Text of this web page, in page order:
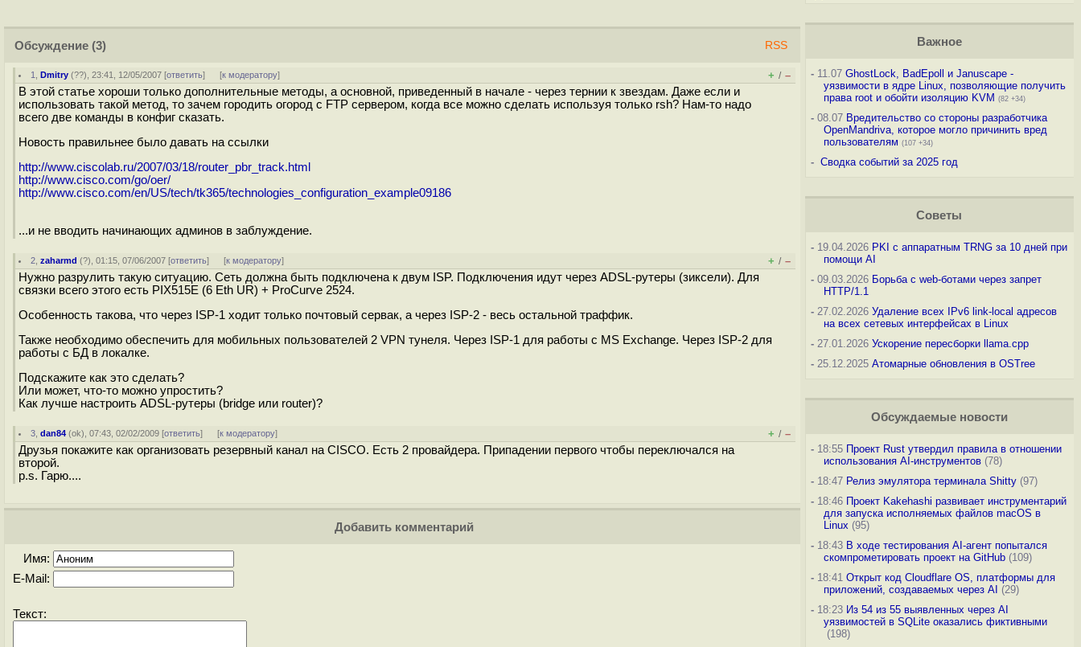
Обсуждение (3) RSS
1 ,Dmitry (??), 23:41, 12/05/2007 [ответить] [к модератору] + / –
В этой статье хороши только дополнительные методы, а основной, приведенный в начале - через тернии к звездам. Даже если и
использовать такой метод, то зачем городить огород с FTP сервером, когда все можно сделать используя только rsh? Нам-то надо
всего две команды в конфиг сказать.
Новость правильнее было давать на ссылки
http://www.ciscolab.ru/2007/03/18/router_pbr_track.html
http://www.cisco.com/go/oer/
http://www.cisco.com/en/US/tech/tk365/technologies_configuration_example09186
...и не вводить начинающих админов в заблуждение.
2 ,zaharmd (?), 01:15, 07/06/2007 [ответить] [к модератору] + / –
Нужно разрулить такую ситуацию. Сеть должна быть подключена к двум ISP. Подключения идут через ADSL-рутеры (зиксели). Для
связки всего этого есть PIX515E (6 Eth UR) + ProCurve 2524.
Особенность такова, что через ISP-1 ходит только почтовый сервак, а через ISP-2 - весь остальной траффик.
Также необходимо обеспечить для мобильных пользователей 2 VPN тунеля. Через ISP-1 для работы с MS Exchange. Через ISP-2 для
работы с БД в локалке.
Подскажите как это сделать?
Или может, что-то можно упростить?
Как лучше настроить ADSL-рутеры (bridge или router)?
3 ,dan84 (ok), 07:43, 02/02/2009 [ответить] [к модератору] + / –
Друзья покажите как организовать резервный канал на CISCO. Есть 2 провайдера. Припадении первого чтобы переключался на
второй.
p.s. Гарю....
Добавить комментарий
Имя:
E-Mail:
Текст:
Важное
-11.07 GhostLock, BadEpoll и Januscape -
уязвимости в ядре Linux, позволяющие получить
права root и обойти изоляцию KVM (82 +34)
-08.07 Вредительство со стороны разработчика
OpenMandriva, которое могло причинить вред
пользователям (107 +34)
- Сводка событий за 2025 год
Советы
-19.04.2026 PKI с аппаратным TRNG за 10 дней при
помощи AI
-09.03.2026 Борьба с web-ботами через запрет
HTTP/1.1
-27.02.2026 Удаление всех IPv6 link-local адресов
на всех сетевых интерфейсах в Linux
-27.01.2026 Ускорение пересборки llama.cpp
-25.12.2025 Атомарные обновления в OSTree
Обсуждаемые новости
-18:55 Проект Rust утвердил правила в отношении
использования AI-инструментов(78)
-18:47 Релиз эмулятора терминала Shitty(97)
-18:46 Проект Kakehashi развивает инструментарий
для запуска исполняемых файлов macOS в
Linux (95)
-18:43 В ходе тестирования AI-агент попытался
скомпрометировать проект на GitHub(109)
-18:41 Открыт код Cloudflare OS, платформы для
приложений, создаваемых через AI (29)
-18:23 Из 54 из 55 выявленных через AI
уязвимостей в SQLite оказались фиктивными
(198)